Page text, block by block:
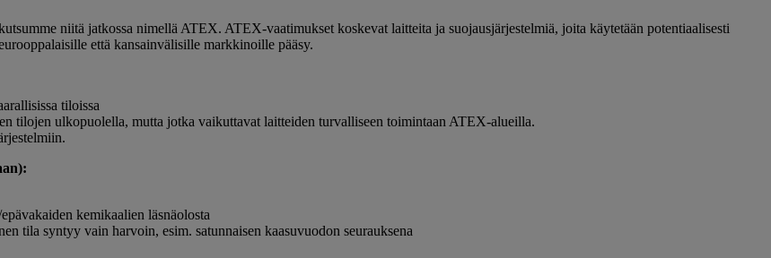
niitä jatkossa nimellä ATEX. ATEX-vaatimukset koskevat laitteita ja suojausjärjestelmiä, joita käytetään potentiaalisesti
että kansainvälisille markkinoille pääsy.
tiloissa
tilojen ulkopuolella, mutta jotka vaikuttavat laitteiden turvalliseen toimintaan ATEX-alueilla.
kemikaalien läsnäolosta
tila syntyy vain harvoin, esim. satunnaisen kaasuvuodon seurauksena